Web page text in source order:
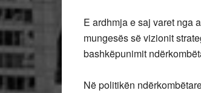
E ardhmja e saj varet nga
mungesës së vizionit
bashkëpunimit
Në politikën